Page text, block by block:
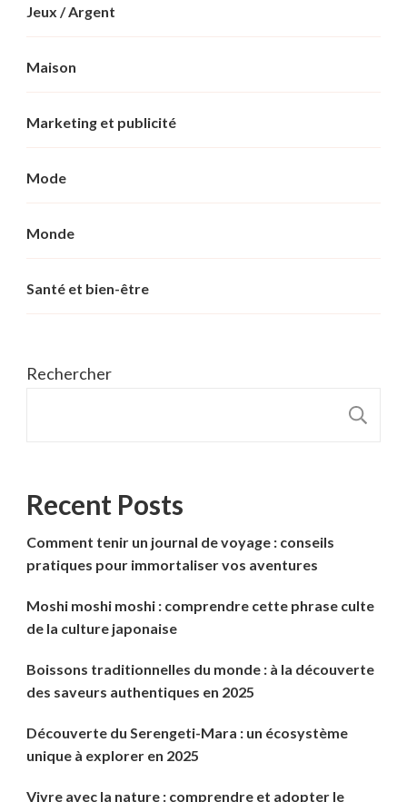
Jeux / Argent
Maison
Marketing et publicité
Mode
Monde
Santé et bien-être
Rechercher
Recent Posts
Comment tenir un journal de voyage : conseils
pratiques pour immortaliser vos aventures
Moshi moshi moshi : comprendre cette phrase culte
de la culture japonaise
Boissons traditionnelles du monde : à la découverte
des saveurs authentiques en 2025
Découverte du Serengeti-Mara : un écosystème
unique à explorer en 2025
Vivre avec la nature : comprendre et adopter le